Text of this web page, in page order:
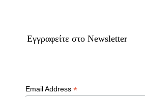
Eγγραφείτε στο Newsletter
Email Address *